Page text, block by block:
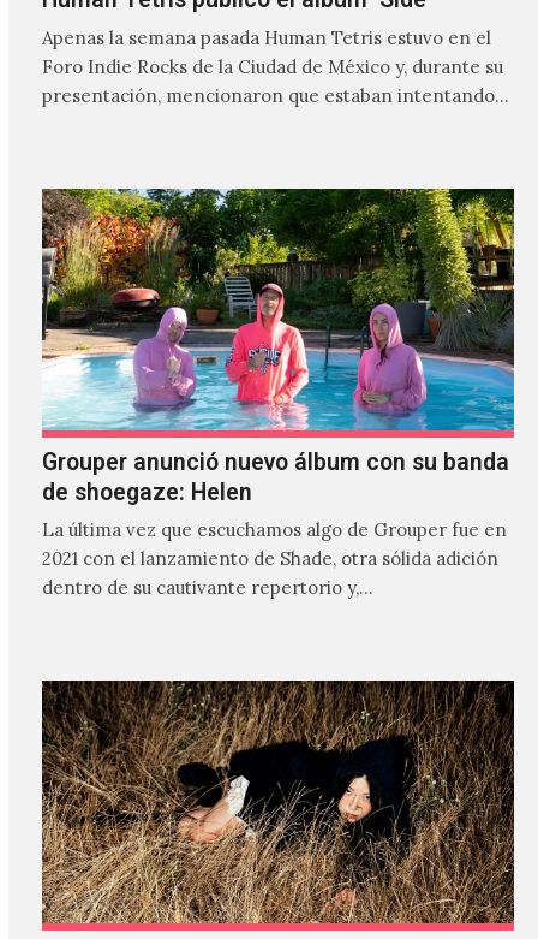
Apenas la semana pasada Human Tetris estuvo en el
Foro Indie Rocks de la Ciudad de México y, durante su
presentación, mencionaron que estaban intentando…
Grouper anunció nuevo álbum con su banda
de shoegaze: Helen
La última vez que escuchamos algo de Grouper fue en
2021 con el lanzamiento de Shade, otra sólida adición
dentro de su cautivante repertorio y,…